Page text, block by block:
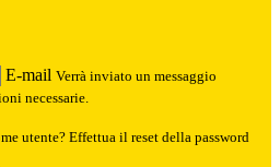
E-mail Verrà inviato un messaggio
necessarie.
utente? Effettua il reset della password